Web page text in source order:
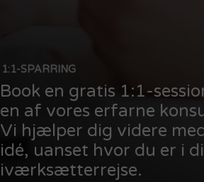
1:1-SPARRING
Book en gratis 1:1-
en af vores erfarne
Vi hjælper dig videre
idé, uanset hvor du er i
iværksætterrejse.